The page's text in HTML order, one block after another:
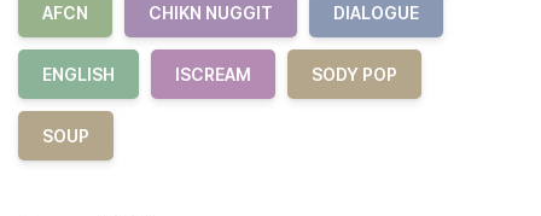
AFCN CHIKN NUGGIT DIALOGUE
ENGLISH ISCREAM SODY POP
SOUP